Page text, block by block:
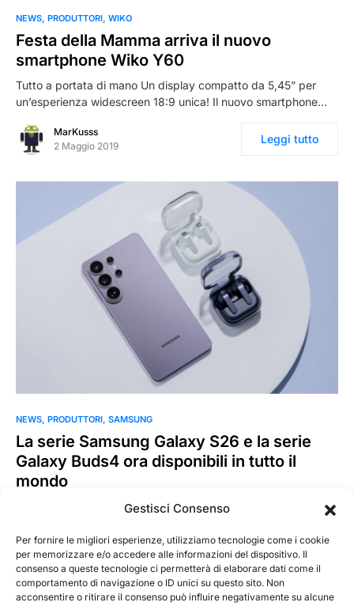
Gestisci Consenso
Per fornire le migliori esperienze, utilizziamo tecnologie come i cookie
per memorizzare e/o accedere alle informazioni del dispositivo. Il
consenso a queste tecnologie ci permetterà di elaborare dati come il
comportamento di navigazione o ID unici su questo sito. Non
acconsentire o ritirare il consenso può influire negativamente su alcune
NEWS PRODUTTORI WIKO
Festa della Mamma arriva il nuovo
smartphone Wiko Y60
Tutto a portata di mano Un display compatto da 5,45” per
un’esperienza widescreen 18:9 unica! Il nuovo smartphone…
MarKusss
2 Maggio 2019
Leggi tutto
NEWS PRODUTTORI SAMSUNG
La serie Samsung Galaxy S26 e la serie
Galaxy Buds4 ora disponibili in tutto il
mondo
Samsung Electronics annuncia la disponibilità globale
Ultra, Galaxy S26+ e Galaxy…
MarKusss
11 Marzo 2026
Leggi tutto